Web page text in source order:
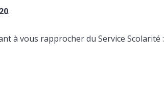
.
à vous rapprocher du Service Scolarité :